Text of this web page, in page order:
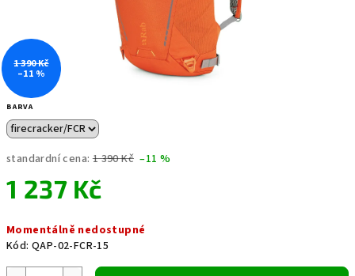
BARVA
standardní cena: 1 390 Kč –11 %
1 237 Kč
cena:
Momentálně nedostupné
Kód: QAP-02-FCR-15
1 390 Kč
–11 %